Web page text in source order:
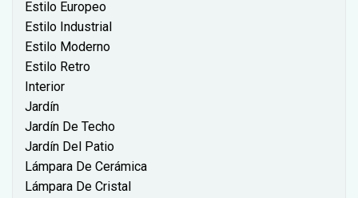
Estilo Europeo
Estilo Industrial
Estilo Moderno
Estilo Retro
Interior
Jardín
Jardín De Techo
Jardín Del Patio
Lámpara De Cerámica
Lámpara De Cristal